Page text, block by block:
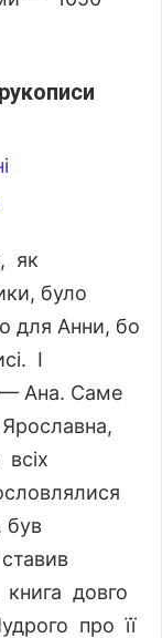
як
було
для Анни, бо
І
— Ана. Саме
був
довго
про її